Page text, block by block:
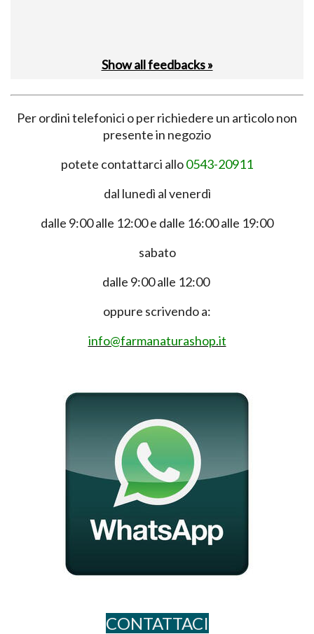
Show all feedbacks »
Per ordini telefonici o per richiedere un articolo non
presente in negozio
potete contattarci allo0543-20911
dal lunedì al venerdì
dalle 9:00 alle 12:00 e dalle 16:00 alle 19:00
sabato
dalle 9:00 alle 12:00
oppure scrivendo a:
info@farmanaturashop.it
CONTATTACI